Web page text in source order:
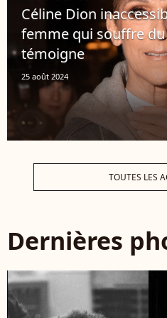
Céline Dion
femme qui souffre
témoigne
25 août 2024
TOUTES LES
Dernières